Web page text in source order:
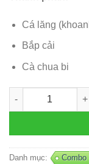
Cá lăng
Bắp cải
Cà chua bi
Mix Cá Lăng - E12
Danh mục: Combo